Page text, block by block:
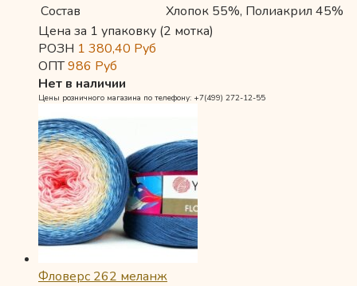
Состав
Хлопок 55%, Полиакрил 45%
Цена за 1 упаковку (2 мотка)
РОЗН 1 380,40 Руб
ОПТ986 Руб
Нет в наличии
Цены розничного магазина по телефону: +7(499) 272-12-55
Фловерс 262 меланж